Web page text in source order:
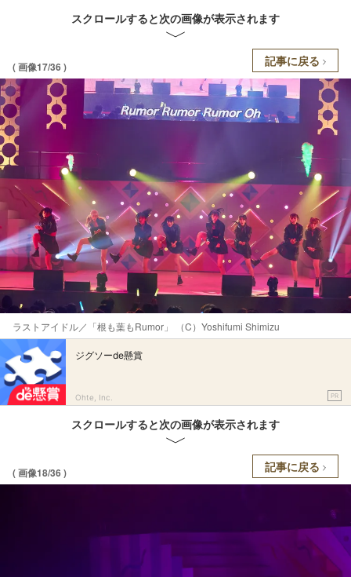
スクロールすると次の画像が表示されます
( 画像17/36 ) 記事に戻る
ラストアイドル／「根も葉もRumor」 （C）Yoshifumi Shimizu
ジグソーde懸賞
Ohte, Inc. PR
スクロールすると次の画像が表示されます
( 画像18/36 ) 記事に戻る